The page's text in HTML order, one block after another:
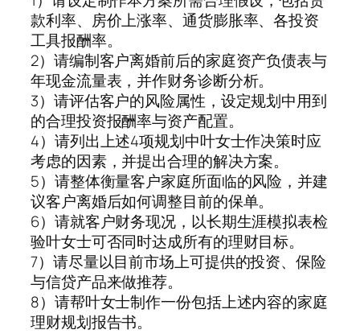
款利率、房价上涨率、通货膨胀率、各投资
工具报酬率。
2）请编制客户离婚前后的家庭资产负债表与
年现金流量表，并作财务诊断分析。
3）请评估客户的风险属性，设定规划中用到
的合理投资报酬率与资产配置。
4）请列出上述4项规划中叶女士作决策时应
考虑的因素，并提出合理的解决方案。
5）请整体衡量客户家庭所面临的风险，并建
议客户离婚后如何调整目前的保单。
6）请就客户财务现况，以长期生涯模拟表检
验叶女士可否同时达成所有的理财目标。
7）请尽量以目前市场上可提供的投资、保险
与信贷产品来做推荐。
8）请帮叶女士制作一份包括上述内容的家庭
理财规划报告书。